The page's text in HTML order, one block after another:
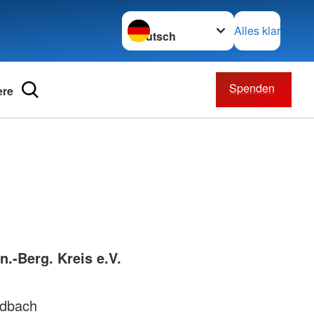
Sprache wechseln zu
Alles klar
Spenden
Berg. Kreis e.V.